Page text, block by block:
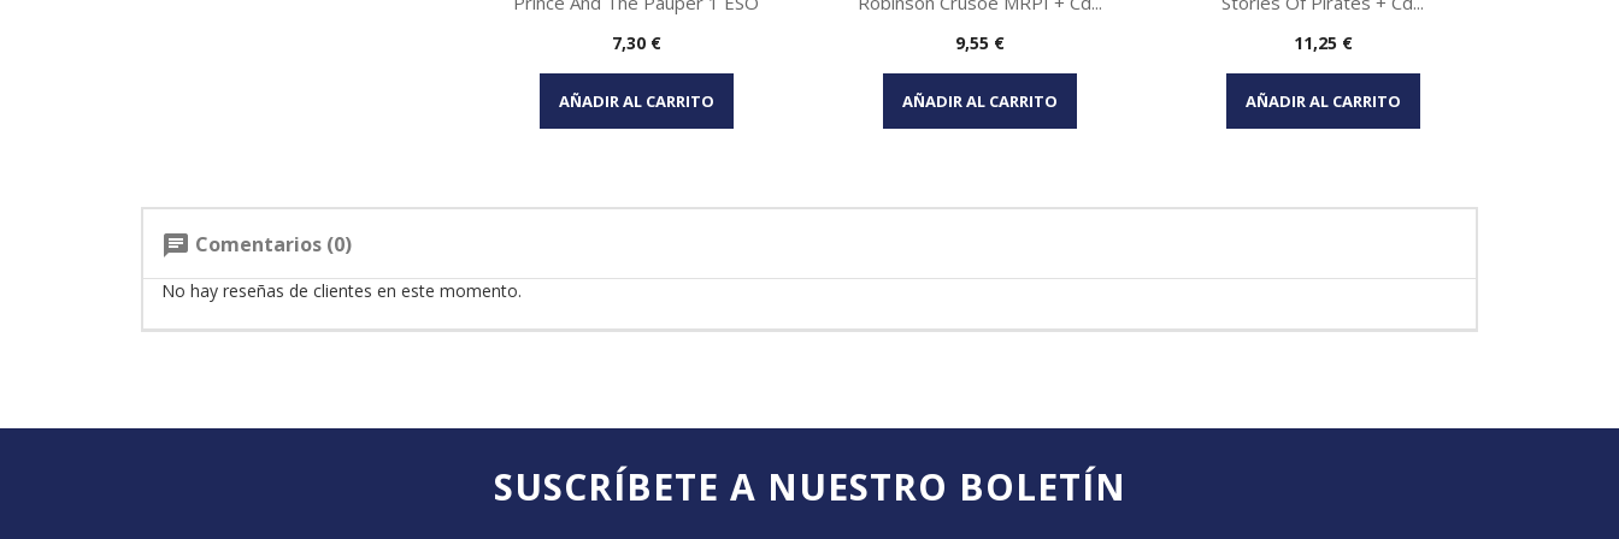
Vista rápida
Precio
7,30 €
AÑADIR AL CARRITO
Vista rápida
Precio
9,55 €
AÑADIR AL CARRITO
Vista rápida
Precio
11,25 €
AÑADIR AL CARRITO
chat Comentarios (0)
No hay reseñas de clientes en este momento.
SUSCRÍBETE A NUESTRO BOLETÍN